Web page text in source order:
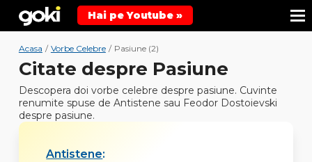
Hai pe Youtube »
Acasa / Vorbe Celebre / Pasiune (2)
Citate despre Pasiune
Descopera doi vorbe celebre despre pasiune. Cuvinte
renumite spuse de Antistene sau Feodor Dostoievski
despre pasiune.
Antistene: